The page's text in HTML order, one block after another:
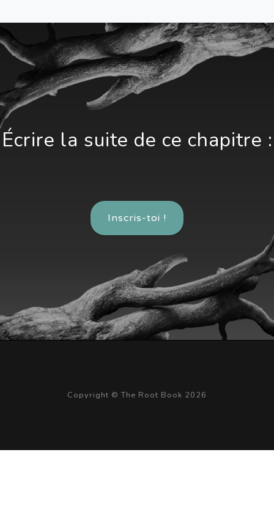
Écrire la suite de ce chapitre :
Inscris-toi !
Copyright © The Root Book 2026